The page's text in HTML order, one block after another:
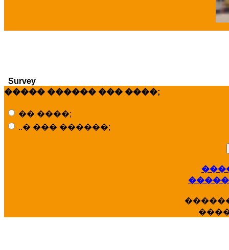
Survey
����� ������ ��� ����;
�� ����;
..� ��� ������;